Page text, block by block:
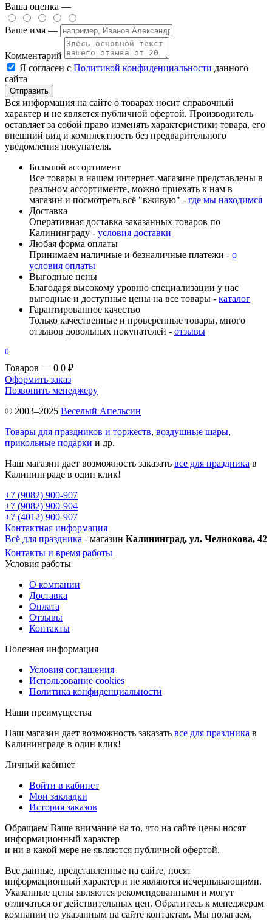
Ваша оценка —
Ваше имя —
Комментарий
Я согласен с Политикой конфиденциальности данного
сайта
Вся информация на сайте о товарах носит справочный
характер и не является публичной офертой. Производитель
оставляет за собой право изменять характеристики товара, его
внешний вид и комплектность без предварительного
уведомления покупателя.
Большой ассортимент
Все товары в нашем интернет-магазине представлены в
реальном ассортименте, можно приехать к нам в
магазин и посмотреть всё "вживую" - где мы находимся
Доставка
Оперативная доставка заказанных товаров по
Калининграду - условия доставки
Любая форма оплаты
Принимаем наличные и безналичные платежи - о
условия оплаты
Выгодные цены
Благодаря высокому уровню специализации у нас
выгодные и доступные цены на все товары - каталог
Гарантированное качество
Только качественные и проверенные товары, много
отзывов довольных покупателей - отзывы
0
Товаров — 0 0 ₽
Оформить заказ
Позвонить менеджеру
© 2003–2025 Веселый Апельсин
Товары для праздников и торжеств, воздушные шары,
прикольные подарки и др.
Наш магазин дает возможность заказать все для праздника в
Калининграде в один клик!
+7 (9082) 900-907
+7 (9082) 900-904
+7 (4012) 900-907
Контактная информация
Всё для праздника - магазин Калининград, ул. Челнокова, 42
Контакты и время работы
Условия работы
О компании
Доставка
Оплата
Отзывы
Контакты
Полезная информация
Условия соглашения
Использование cookies
Политика конфиденциальности
Наши преимущества
Наш магазин дает возможность заказать все для праздника в
Калининграде в один клик!
Личный кабинет
Войти в кабинет
Мои закладки
История заказов
Обращаем Ваше внимание на то, что на сайте цены носят
информационный характер
и ни в какой мере не являются публичной офертой.
Все данные, представленные на сайте, носят
информационный характер и не являются исчерпывающими.
Указанные цены являются рекомендованными и могут
отличаться от действительных цен. Обратитесь к менеджерам
компании по указанным на сайте контактам. Мы полагаем,